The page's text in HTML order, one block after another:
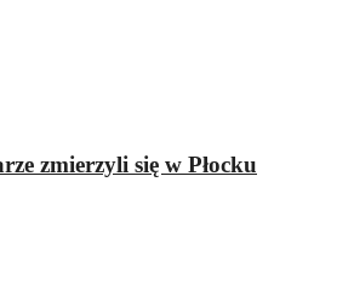
zmierzyli się w Płocku